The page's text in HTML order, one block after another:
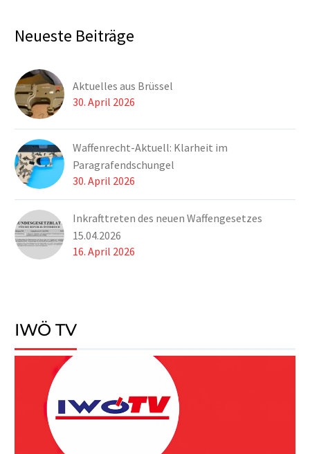
Neueste Beiträge
Aktuelles aus Brüssel
30. April 2026
Waffenrecht-Aktuell: Klarheit im
Paragrafendschungel
30. April 2026
Inkrafttreten des neuen Waffengesetzes
15.04.2026
16. April 2026
IWÖ TV